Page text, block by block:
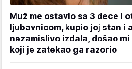
Muž me ostavio sa 3 dece i
ljubavnicom, kupio joj stan i
nezamislivo izdala, došao
koji je zatekao ga razorio